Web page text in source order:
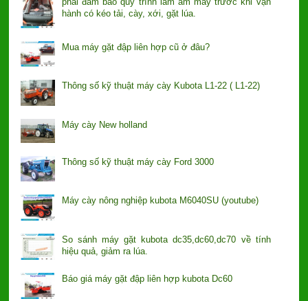
hành có kéo tải, cày, xới, gặt lúa.
Mua máy gặt đập liên hợp cũ ở đâu?
Thông số kỹ thuật máy cày Kubota L1-22 ( L1-22)
Máy cày New holland
Thông số kỹ thuật máy cày Ford 3000
Máy cày nông nghiệp kubota M6040SU (youtube)
So sánh máy gặt kubota dc35,dc60,dc70 về tính
hiệu quả, giảm ra lúa.
Báo giá máy gặt đập liên hợp kubota Dc60